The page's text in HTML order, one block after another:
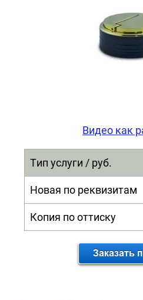
Видео как
Тип услуги / руб.
Новая по реквизитам
Копия по оттиску